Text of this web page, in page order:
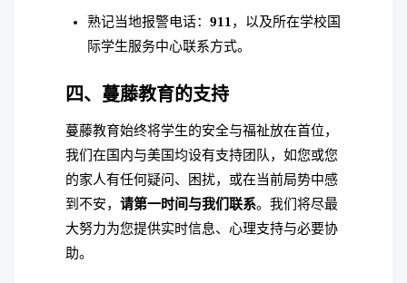
熟记当地报警电话： 911 ，以及所在学校国
际学生服务中心联系方式。
四、蔓藤教育的支持
蔓藤教育始终将学生的安全与福祉放在首位，
我们在国内与美国均设有支持团队，如您或您
的家人有任何疑问、困扰，或在当前局势中感
到不安， 请第一时间与我们联系。我们将尽最
大努力为您提供实时信息、心理支持与必要协
助。